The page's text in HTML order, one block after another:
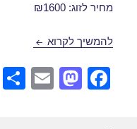
מחיר לזוג: ₪1600
להמשיך לקרוא חבילות נופש
F
M
E